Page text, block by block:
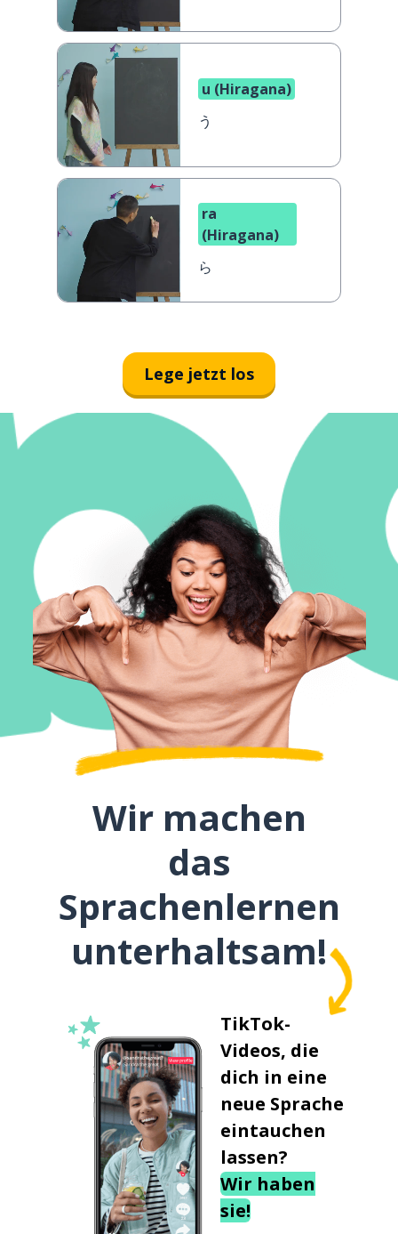
u (Hiragana)
う
ra
(Hiragana)
ら
Lege jetzt los
Wir machen
das
Sprachenlernen
unterhaltsam!
TikTok-
Videos, die
dich in eine
neue Sprache
eintauchen
lassen?
Wir haben
sie!